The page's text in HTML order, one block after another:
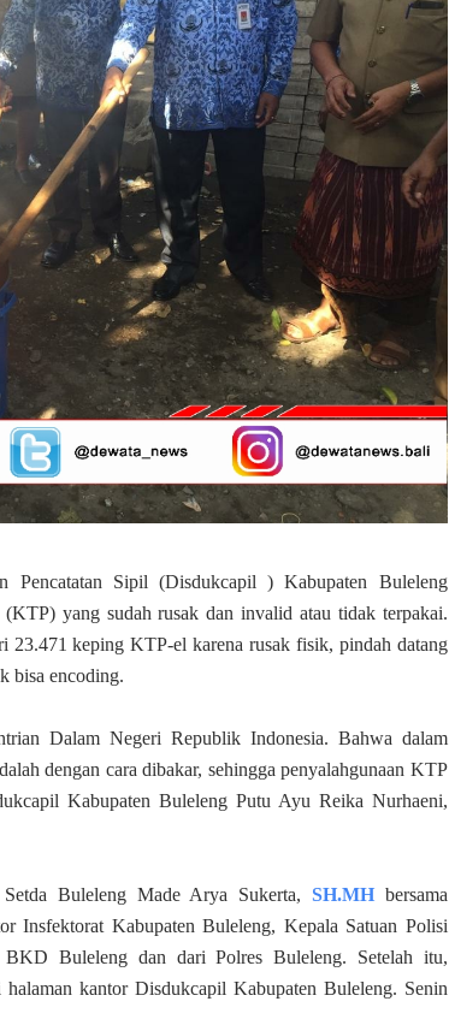
Pencatatan Sipil (Disdukcapil ) Kabupaten Buleleng
yang sudah rusak dan invalid atau tidak terpakai.
23.471 keping KTP-el karena rusak fisik, pindah datang
bisa encoding.
Dalam Negeri Republik Indonesia. Bahwa dalam
dengan cara dibakar, sehingga penyalahgunaan KTP
Kabupaten Buleleng Putu Ayu Reika Nurhaeni,
Buleleng Made Arya Sukerta, SH.MHbersama
Insfektorat Kabupaten Buleleng, Kepala Satuan Polisi
Buleleng dan dari Polres Buleleng. Setelah itu,
halaman kantor Disdukcapil Kabupaten Buleleng. Senin